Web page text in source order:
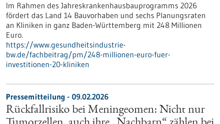
Im Rahmen des Jahreskrankenhausbauprogramms 2026
fördert das Land 14 Bauvorhaben und sechs Planungsraten
an Kliniken in ganz Baden-Württemberg mit 248 Millionen
Euro.
https://www.gesundheitsindustrie-
bw.de/fachbeitrag/pm/248-millionen-euro-fuer-
investitionen-20-kliniken
Pressemitteilung - 09.02.2026
Rückfallrisiko bei Meningeomen: Nicht nur